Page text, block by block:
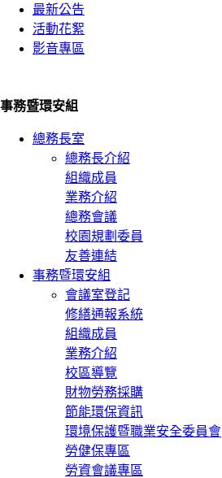
最新公告
活動花絮
影音專區
事務暨環安組
總務長室
總務長介紹
組織成員
業務介紹
總務會議
校園規劃委員
友善連結
事務暨環安組
會議室登記
修繕通報系統
組織成員
業務介紹
校區導覽
財物勞務採購
節能環保資訊
環境保護暨職業安全委員會
勞健保專區
勞資會議專區